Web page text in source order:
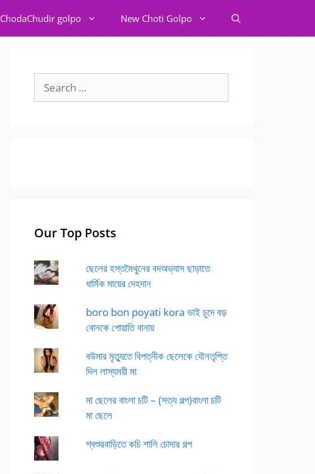
ChodaChudir golpo New Choti Golpo
for:
Our Top Posts
ছেলের হস্তমৈথুনের বদঅভ্যাস ছাড়াতে
ধার্মিক মায়ের দেহদান
boro bon poyati kora ভাই চুদে বড়
বোনকে পোয়াতি বানায়
বউমার মৃত্যুতে বিপত্নীক ছেলেকে যৌনতৃপ্তি
দিল লাস্যময়ী মা
মা ছেলের বাংলা চটি – (সত্য গল্প)বাংলা চটি
মা ছেলে
শ্বশুরবাড়িতে কচি শালি চোদার গল্প